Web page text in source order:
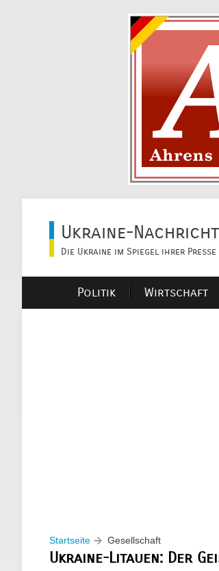
Ukraine-
Die Ukraine im Spiegel ihrer Presse
Politik Wirtschaft
Startseite Gesellschaft
Ukraine-Litauen: Der